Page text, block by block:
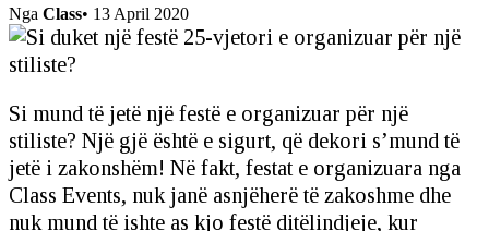
Nga Class• 13 April 2020
Si mund të jetë një festë e organizuar për një
stiliste? Një gjë është e sigurt, që dekori s’mund të
jetë i zakonshëm! Në fakt, festat e organizuara nga
Class Events, nuk janë asnjëherë të zakoshme dhe
nuk mund të ishte as kjo festë ditëlindjeje, kur